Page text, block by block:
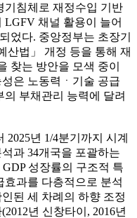
기침체로 재정수입 기반
LGFV 채널 활용이 늘어
었다. 중앙정부는 초장기
산법」 개정 등을 통해 재
찾는 방안을 모색 중이
은 노동력ㆍ기술 공급
부채관리 능력에 달려
2025년 1/4분기까지 시계
과 34개국을 포괄하는
성장률의 구조적 특
효과를 다층적으로 분석
된 세 차례의 하향 조정
년 신창타이, 2016년